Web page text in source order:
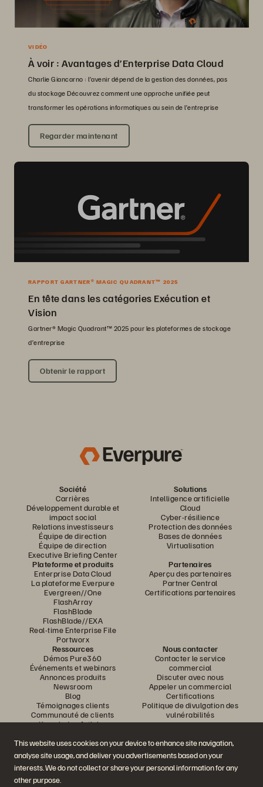
This website uses cookies on your device to enhance site navigation,
analyse site usage, and deliver you advertisements based on your
interests. We do not collect or share your personal information for any
other purpose.
VIDÉO
À voir : Avantages d’Enterprise Data Cloud
Charlie Giancarno : l’avenir dépend de la gestion des données, pas
du stockage Découvrez comment une approche unifiée peut
transformer les opérations informatiques au sein de l’entreprise
Regarder maintenant
RAPPORT GARTNER® MAGIC QUADRANT™ 2025
En tête dans les catégories Exécution et
Vision
Gartner® Magic Quadrant™ 2025 pour les plateformes de stockage
d’entreprise
Obtenir le rapport
Société
Carrières
Développement durable et
impact social
Relations investisseurs
Équipe de direction
Équipe de direction
Executive Briefing Center
Solutions
Intelligence artificielle
Cloud
Cyber-résilience
Protection des données
Bases de données
Virtualisation
Plateforme et produits
Enterprise Data Cloud
La plateforme Everpure
Evergreen//One
FlashArray
FlashBlade
FlashBlade//EXA
Real-time Enterprise File
Portworx
Partenaires
Aperçu des partenaires
Partner Central
Certifications partenaires
Ressources
Démos Pure360
Événements et webinars
Annonces produits
Newsroom
Blog
Témoignages clients
Communauté de clients
Knowledge Articles
Nous contacter
Contacter le service
commercial
Discuter avec nous
Appeler un commercial
Certifications
Politique de divulgation des
vulnérabilités
Rejoignez la conversation
Suivez-nous sur tous les réseaux sociaux Everpure